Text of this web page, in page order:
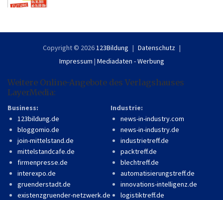
Copyright © 2026123Bildung
Datenschutz
Impressum | Mediadaten - Werbung
Weitere Online-Angebote des Verlagshauses
LayerMedia:
Business:
123bildung.de
bloggomio.de
join-mittelstand.de
mittelstandcafe.de
firmenpresse.de
interexpo.de
gruenderstadt.de
existenzgruender-netzwerk.de
Industrie:
news-in-industry.com
news-in-industry.de
industrietreff.de
packtreff.de
blechtreff.de
automatisierungstreff.de
innovations-intelligenz.de
logistiktreff.de